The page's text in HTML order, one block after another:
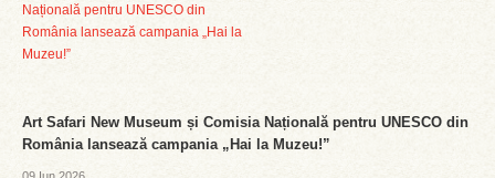
Art Safari New Museum și Comisia Națională pentru UNESCO din
România lansează campania „Hai la Muzeu!”